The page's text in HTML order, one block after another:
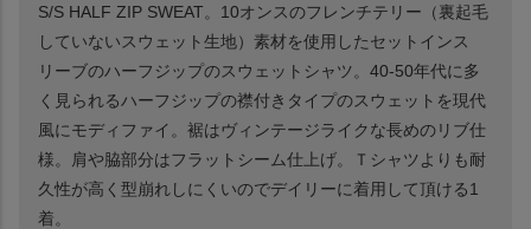
S/S HALF ZIP SWEAT。10オンスのフレンチテリー（裏起毛
していないスウェット生地）素材を使用したセットインス
リーブのハーフジップのスウェットシャツ。40-50年代に多
く見られるハーフジップの襟付きタイプのスウェットを現代
風にモディファイ。裾はヴィンテージライクな長めのリブ仕
様。肩や脇部分はフラットシーム仕上げ。Ｔシャツよりも耐
久性が高く型崩れしにくいのでデイリーに着用して頂ける1
着。